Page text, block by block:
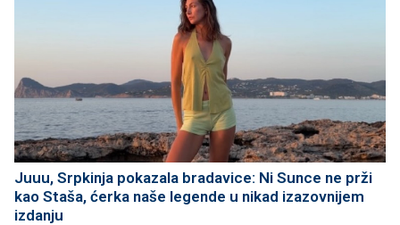
Juuu, Srpkinja pokazala bradavice: Ni Sunce ne prži
kao Staša, ćerka naše legende u nikad izazovnijem
izdanju